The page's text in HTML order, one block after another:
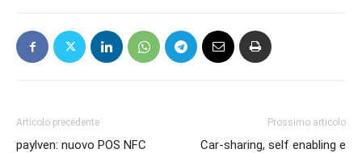
Articolo precedente
paylven: nuovo POS NFC
Prossimo articolo
Car-sharing, self enabling e